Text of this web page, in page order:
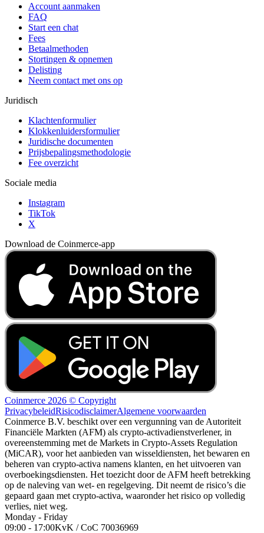
Account aanmaken
FAQ
Start een chat
Fees
Betaalmethoden
Stortingen & opnemen
Delisting
Neem contact met ons op
Juridisch
Klachtenformulier
Klokkenluidersformulier
Juridische documenten
Prijsbepalingsmethodologie
Fee overzicht
Sociale media
Instagram
TikTok
X
Download de Coinmerce-app
Coinmerce 2026 © Copyright
PrivacybeleidRisicodisclaimerAlgemene voorwaarden
Coinmerce B.V. beschikt over een vergunning van de Autoriteit
Financiële Markten (AFM) als crypto-activadienstverlener, in
overeenstemming met de Markets in Crypto-Assets Regulation
(MiCAR), voor het aanbieden van wisseldiensten, het bewaren en
beheren van crypto-activa namens klanten, en het uitvoeren van
overboekingsdiensten. Het toezicht door de AFM heeft betrekking
op de naleving van wet- en regelgeving. Dit neemt de risico’s die
gepaard gaan met crypto-activa, waaronder het risico op volledig
verlies, niet weg.
Monday - Friday
09:00 - 17:00KvK / CoC 70036969